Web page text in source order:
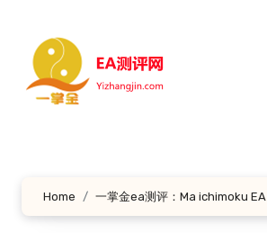
Home 一掌金ea测评：Ma ichimoku EA